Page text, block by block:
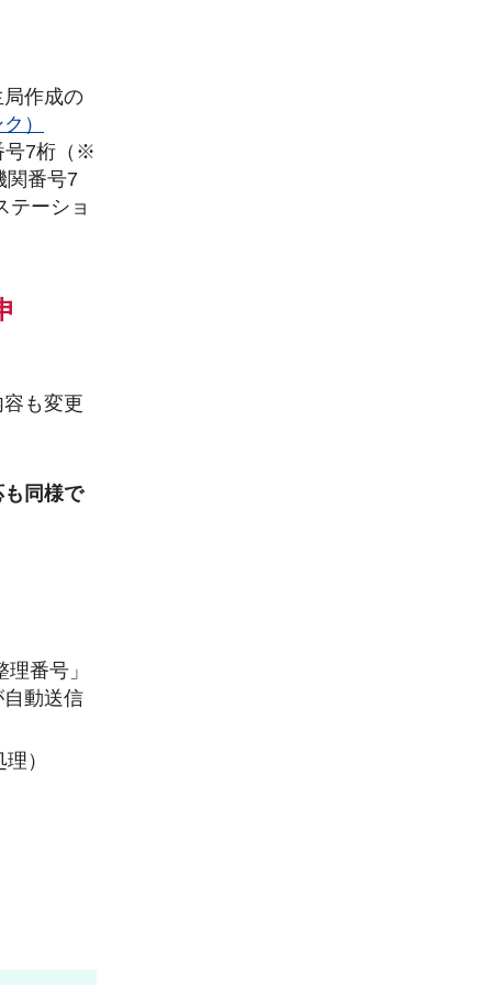
成の
）
桁（※
号7
ショ
も変更
同様で
番号」
動送信
）